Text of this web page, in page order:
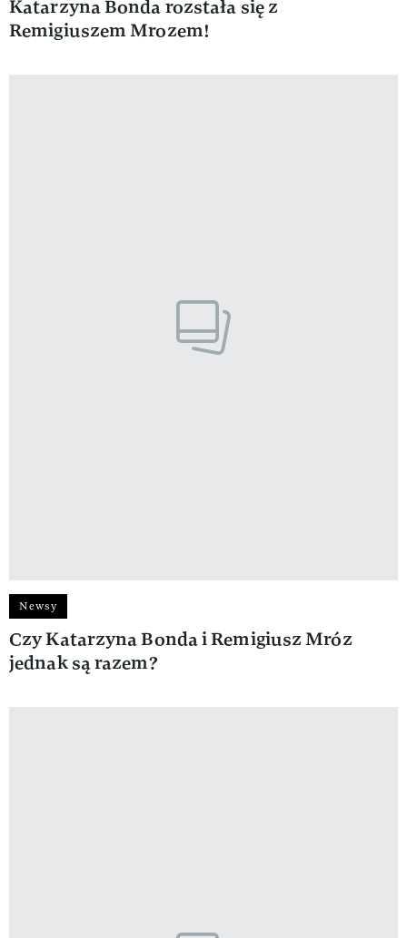
Katarzyna Bonda rozstała się z
Remigiuszem Mrozem!
Newsy
Czy Katarzyna Bonda i Remigiusz Mróz
jednak są razem?